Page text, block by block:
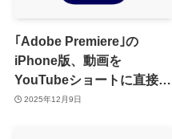
｢Adobe Premiere｣の
iPhone版、動画を
YouTubeショートに直接公
開可能に
2025年12月9日